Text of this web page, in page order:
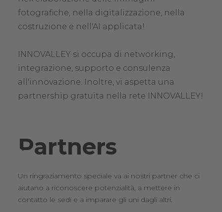
fotografiche, nella digitalizzazione, nella
costruzione e nell'AI applicata!
INNOVALLEY si occupa di networking,
integrazione, supporto e consulenza
all'innovazione. Inoltre, vi aspetta una
partnership gratuita nella rete INNOVALLEY!
Partners
Un ringraziamento speciale va ai nostri partner che ci
aiutano a riconoscere potenzialità, a mettere in
contatto le sedi e a imparare gli uni dagli altri.